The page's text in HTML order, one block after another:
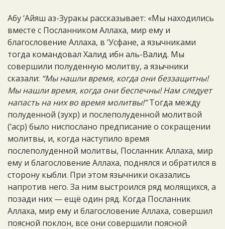
Абу ‘Айяш аз-Зуракы рассказывает: «Мы находились
вместе с Посланником Аллаха, мир ему и
благословение Аллаха, в ‘Усфане, а язычниками
тогда командовал Халид ибн аль-Валид. Мы
совершили полуденную молитву, а язычники
сказали: “Мы нашли время, когда они беззащитны!
Мы нашли время, когда они беспечны! Нам следует
напасть на них во время молитвы!”Тогда между
полуденной (зухр) и послеполуденной молитвой
(‘аср) было ниспослано предписание о сокращении
молитвы, и, когда наступило время
послеполуденной молитвы, Посланник Аллаха, мир
ему и благословение Аллаха, поднялся и обратился в
сторону кыбли. При этом язычники оказались
напротив него. За ним выстроился ряд молящихся, а
позади них — ещё один ряд. Когда Посланник
Аллаха, мир ему и благословение Аллаха, совершил
поясной поклон, все они совершили поясной